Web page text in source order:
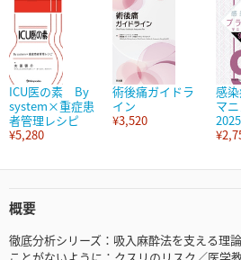
ICU医の素 By
system×重症患
者管理レシピ
¥5,280
術後痛ガイドラ
イン
¥3,520
感
マ
概要
徹底分析シリーズ：吸入麻酔法を支える理